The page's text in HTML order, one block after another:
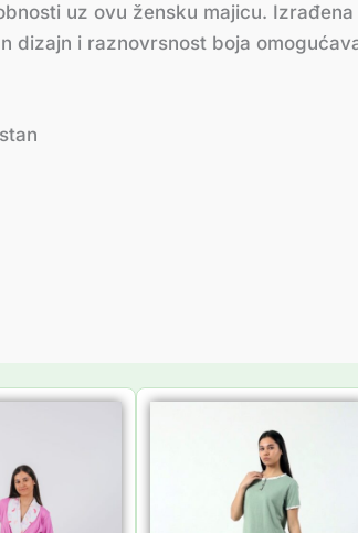
uz ovu žensku majicu.
dizajn i raznovrsnost boja